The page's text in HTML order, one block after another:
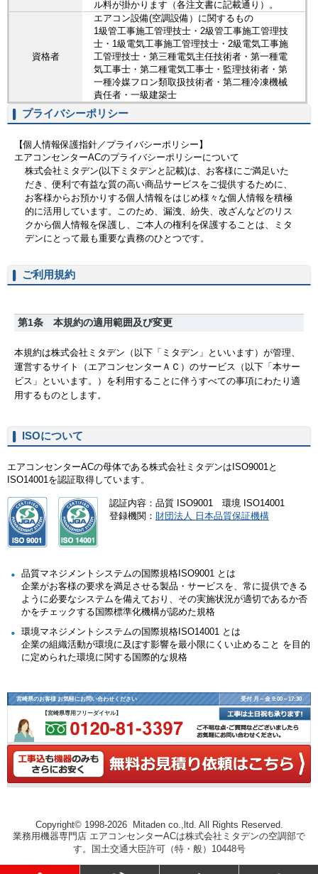
ル料が掛かります（各注文書に記載通り）。
資格者
エアコン設備(空調設備）に関するもの
1級管工事施工管理技士・2級管工事施工管理技
士・1級電気工事施工管理技士・2級電気工事施
工管理技士・第三種電気主任技術者・第一種電
気工事士・第二種電気工事士・監理技術者・第
一種冷媒フロン類取扱技術者・第二種冷凍機械
責任者・一級建築士
プライバシーポリシー
ご利用規約
ISOについて
エアコンセンターACの母体である株式会社ミタデンはISO9001と
ISO14001を認証取得しています。
認証内容：品質 ISO9001 環境 ISO14001
登録機関： 財団法人 日本品質保証機構
品質マネジメントシステムの国際規格ISO9001 とは
企業がお客様の要求を満足させる製品・サービスを、常に提供できる
ように必要なシステムを備えており、その実施状況が適切であるか否
かをチェックする国際標準化機構が認めた規格
環境マネジメントシステムの国際規格ISO14001 とは
企業の組織活動が環境に及ぼす影響を最小限にくい止めること を目的
に定められた環境に関する国際的な規格
宮崎県のお客様 お気軽にお問い合わせください 受付 月～金 9:00～17:30
【宮崎県専用フリーダイヤル】
Copyright© 1998-2026 Mitaden co.,ltd. All Rights Reserved.
業務用機器専門店 エアコンセンターACは株式会社ミタデンの空調部で
す。国土交通大臣許可（特・般）10448号